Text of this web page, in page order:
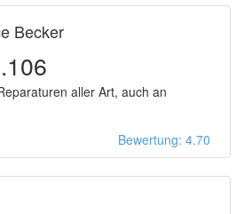
Becker
aller Art, auch an
Bewertung: 4.70